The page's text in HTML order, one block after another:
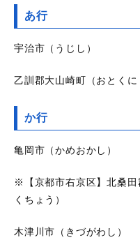
あ行
宇治市（うじし）
乙訓郡大山崎町（おとく
か行
亀岡市（かめおかし）
※【京都市右京区】北桑
くちょう）
木津川市（きづがわし）